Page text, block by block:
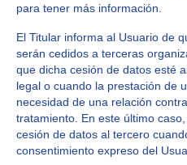
para tener más información.
El Titular informa al Usuario de
serán cedidos a terceras
que dicha cesión de datos esté
legal o cuando la prestación de
necesidad de una relación
tratamiento. En este último
cesión de datos al tercero
consentimiento expreso del